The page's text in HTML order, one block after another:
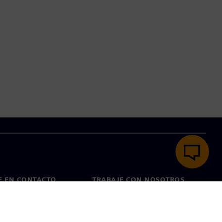
EN CONTACTO TRABAJE CON NOSOTROS